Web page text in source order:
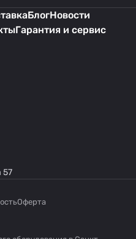
БлогНовости
Гарантия и сервис
57
Оферта